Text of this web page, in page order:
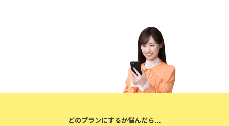
どのプランにするか悩んだら…